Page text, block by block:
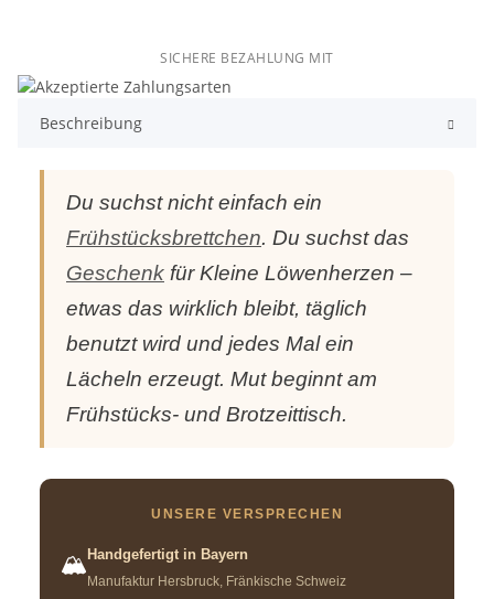
SICHERE BEZAHLUNG MIT
Beschreibung
Du suchst nicht einfach ein
Frühstücksbrettchen. Du suchst das
Geschenk für Kleine Löwenherzen –
etwas das wirklich bleibt, täglich
benutzt wird und jedes Mal ein
Lächeln erzeugt. Mut beginnt am
Frühstücks- und Brotzeittisch.
UNSERE VERSPRECHEN
🏔️ Handgefertigt in Bayern
Manufaktur Hersbruck, Fränkische Schweiz